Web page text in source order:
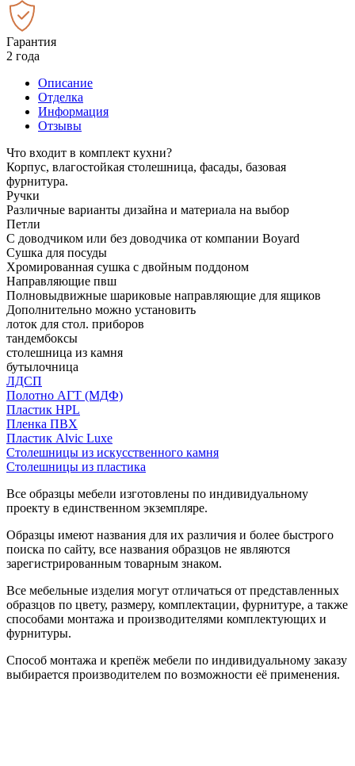
Гарантия
2 года
Описание
Отделка
Информация
Отзывы
Что входит в комплект кухни?
Корпус, влагостойкая столешница, фасады, базовая
фурнитура.
Ручки
Различные варианты дизайна и материала на выбор
Петли
С доводчиком или без доводчика от компании Boyard
Сушка для посуды
Хромированная сушка с двойным поддоном
Направляющие пвш
Полновыдвижные шариковые направляющие для ящиков
Дополнительно можно установить
лоток для стол. приборов
тандембоксы
столешница из камня
бутылочница
ЛДСП
Полотно АГТ (МДФ)
Пластик HPL
Пленка ПВХ
Пластик Alvic Luxe
Столешницы из искусственного камня
Столешницы из пластика
Все образцы мебели изготовлены по индивидуальному
проекту в единственном экземпляре.
Образцы имеют названия для их различия и более быстрого
поиска по сайту, все названия образцов не являются
зарегистрированным товарным знаком.
Все мебельные изделия могут отличаться от представленных
образцов по цвету, размеру, комплектации, фурнитуре, а также
способами монтажа и производителями комплектующих и
фурнитуры.
Способ монтажа и крепёж мебели по индивидуальному заказу
выбирается производителем по возможности её применения.